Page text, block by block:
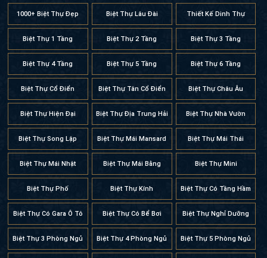
1000+ Biệt Thự Đẹp Biệt Thự Lâu Đài Thiết Kế Dinh Thự
Biệt Thự 1 Tầng Biệt Thự 2 Tầng Biệt Thự 3 Tầng
Biệt Thự 4 Tầng Biệt Thự 5 Tầng Biệt Thự 6 Tầng
Biệt Thự Cổ Điển Biệt Thự Tân Cổ Điển Biệt Thự Châu Âu
Biệt Thự Hiện Đại Biệt Thự Địa Trung Hải Biệt Thự Nhà Vườn
Biệt Thự Song Lập Biệt Thự Mái Mansard Biệt Thự Mái Thái
Biệt Thự Mái Nhật Biệt Thự Mái Bằng Biệt Thự Mini
Biệt Thự Phố Biệt Thự Kính Biệt Thự Có Tầng Hầm
Biệt Thự Có Gara Ô Tô Biệt Thự Có Bể Bơi Biệt Thự Nghỉ Dưỡng
Biệt Thự 3 Phòng Ngủ Biệt Thự 4 Phòng Ngủ Biệt Thự 5 Phòng Ngủ